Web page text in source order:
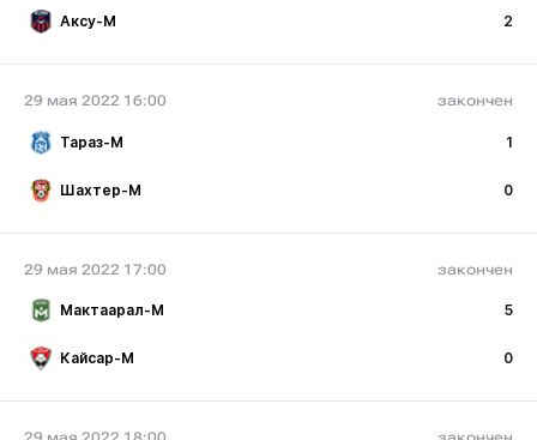
Аксу-М 2
29 мая 2022 16:00 закончен
Тараз-М 1
Шахтер-М 0
29 мая 2022 17:00 закончен
Мактаарал-М 5
Кайсар-М 0